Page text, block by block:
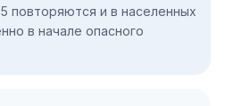
повторяются и в населенных
в начале опасного